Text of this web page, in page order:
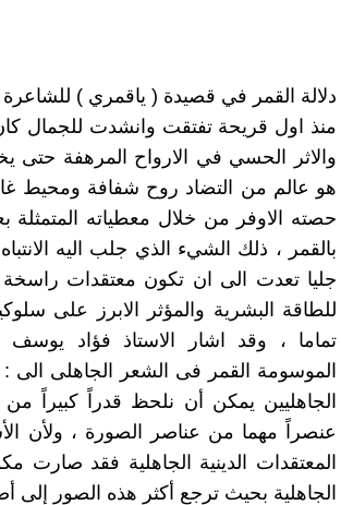
دلالة القمر في قصيدة ( ياقمري ) للشاعرة
منذ اول قريحة تفتقت وانشدت للجمال
والاثر الحسي في الارواح المرهفة حتى
هو عالم من التضاد روح شفافة ومحيط
حصته الاوفر من خلال معطياته المتمثلة
بالقمر ، ذلك الشيء الذي جلب اليه
جليا تعدت الى ان تكون معتقدات راسخة
للطاقة البشرية والمؤثر الابرز على
تماما ، وقد اشار الاستاذ فؤاد
الموسومة القمر فى الشعر الجاهلى الى
الجاهليين يمكن أن نلحظ قدراً كبيراً من
عنصراً مهما من عناصر الصورة ، ولأن
المعتقدات الدينية الجاهلية فقد صارت
الجاهلية بحيث ترجع أكثر هذه الصور إلى